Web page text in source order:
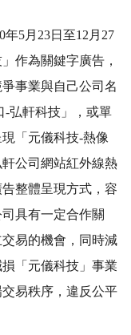
5月23日至12月27
作為關鍵字廣告，
事業與自己公司名
-弘軒科技」，或單
「元儀科技-熱像
公司網站紅外線熱
整體呈現方式，容
具有一定合作關
易的機會，同時減
「元儀科技」事業
易秩序，違反公平